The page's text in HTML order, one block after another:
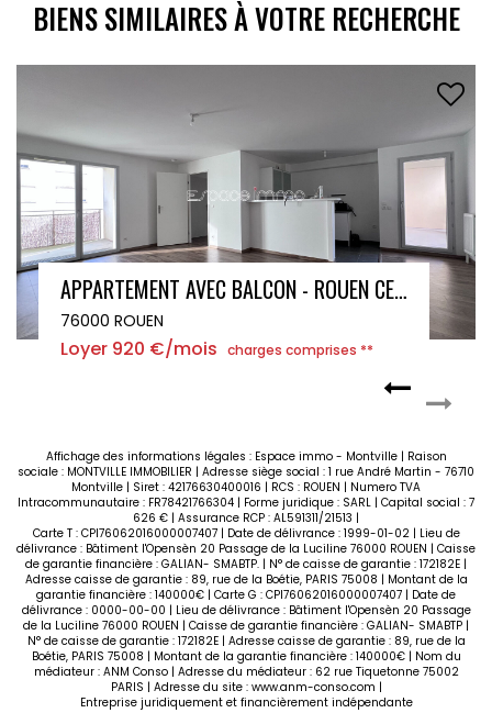
BIENS SIMILAIRES À VOTRE RECHERCHE
76960 NOTRE DAME DE BONDEVILLE
Loyer 615 €/mois charges comprises **
Affichage des informations légales : Espace immo - Montville | Raison
sociale : MONTVILLE IMMOBILIER | Adresse siège social : 1 rue André Martin - 76710
Montville | Siret : 42176630400016 | RCS : ROUEN | Numero TVA
Intracommunautaire : FR78421766304 | Forme juridique : SARL | Capital social : 7
626 € | Assurance RCP : AL591311/21513 |
Carte T : CPI76062016000007407 | Date de délivrance : 1999-01-02 | Lieu de
délivrance : Bâtiment l'Opensèn 20 Passage de la Luciline 76000 ROUEN | Caisse
de garantie financière : GALIAN- SMABTP. | N° de caisse de garantie : 172182E |
Adresse caisse de garantie : 89, rue de la Boétie, PARIS 75008 | Montant de la
garantie financière : 140000€ | Carte G : CPI76062016000007407 | Date de
délivrance : 0000-00-00 | Lieu de délivrance : Bâtiment l'Opensèn 20 Passage
de la Luciline 76000 ROUEN | Caisse de garantie financière : GALIAN- SMABTP |
N° de caisse de garantie : 172182E | Adresse caisse de garantie : 89, rue de la
Boétie, PARIS 75008 | Montant de la garantie financière : 140000€ | Nom du
médiateur : ANM Conso | Adresse du médiateur : 62 rue Tiquetonne 75002
PARIS | Adresse du site : www.anm-conso.com |
Entreprise juridiquement et financièrement indépendante